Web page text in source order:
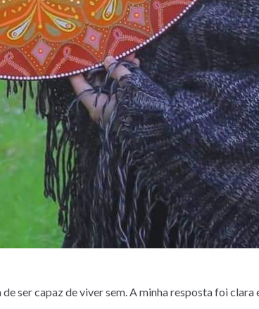
ser capaz de viver sem. A minha resposta foi